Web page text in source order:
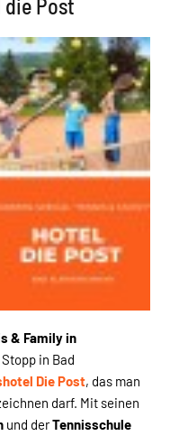
die Post
& Family in
in Bad
Die Post, das man
darf. Mit seinen
und derTennisschule